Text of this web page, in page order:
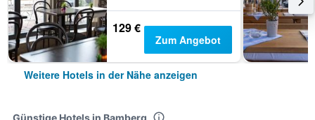
129 €
Zum Angebot
Weitere Hotels in der Nähe anzeigen
Günstige Hotels in Bamberg